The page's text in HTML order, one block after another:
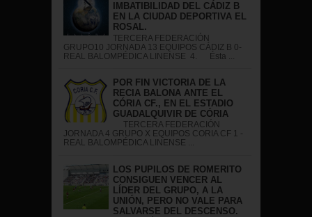
IMBATIBILIDAD DEL CÁDIZ B
EN LA CIUDAD DEPORTIVA EL
ROSAL.
TERCERA FEDERACIÓN
GRUPO10 JORNADA 13 EQUIPOS CÁDIZ B 0-
REAL BALOMPÉDICA LINENSE 4. Ésta ...
POR FIN VICTORIA DE LA
RECIA BALONA ANTE EL
CÓRIA CF., EN EL ESTADIO
GUADALQUIVIR DE CÓRIA
TERCERA FEDERACIÓN
JORNADA 4 GRUPO X EQUIPOS CORIA CF 1 -
REAL BALOMPÉDICA LINENSE ...
LOS PUPILOS DE ROMERITO
CONSIGUEN VENCER AL
LÍDER DEL GRUPO, A LA
UNIÓN, PERO NO VALE PARA
SALVARSE DEL DESCENSO.